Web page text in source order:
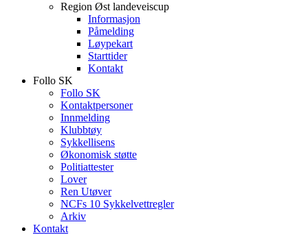
Region Øst landeveiscup
Informasjon
Påmelding
Løypekart
Starttider
Kontakt
Follo SK
Follo SK
Kontaktpersoner
Innmelding
Klubbtøy
Sykkellisens
Økonomisk støtte
Politiattester
Lover
Ren Utøver
NCFs 10 Sykkelvettregler
Arkiv
Kontakt